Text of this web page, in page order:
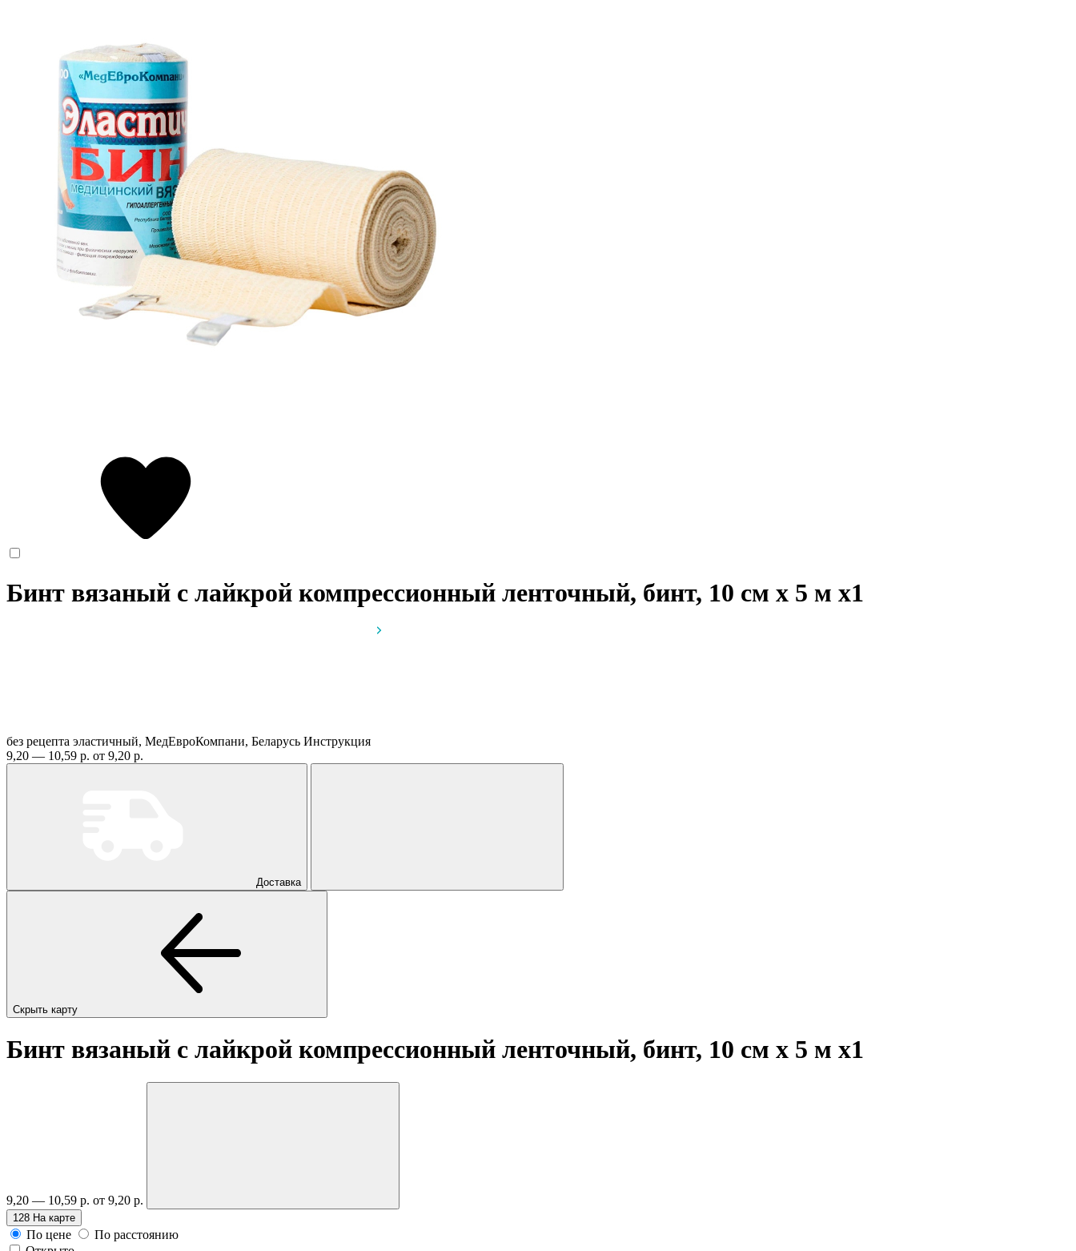
Бинт вязаный с лайкрой компрессионный ленточный, бинт, 10 см х 5 м x1
без рецепта эластичный, МедЕвроКомпани, Беларусь Инструкция
9,20 — 10,59 р. от 9,20 р.
Доставка
Скрыть карту
Бинт вязаный с лайкрой компрессионный ленточный, бинт, 10 см х 5 м x1
9,20 — 10,59 р. от 9,20 р.
128 На карте
По цене
По расстоянию